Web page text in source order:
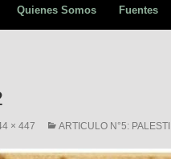
Quienes Somos Fuentes
× 447 ARTICULO N°5: